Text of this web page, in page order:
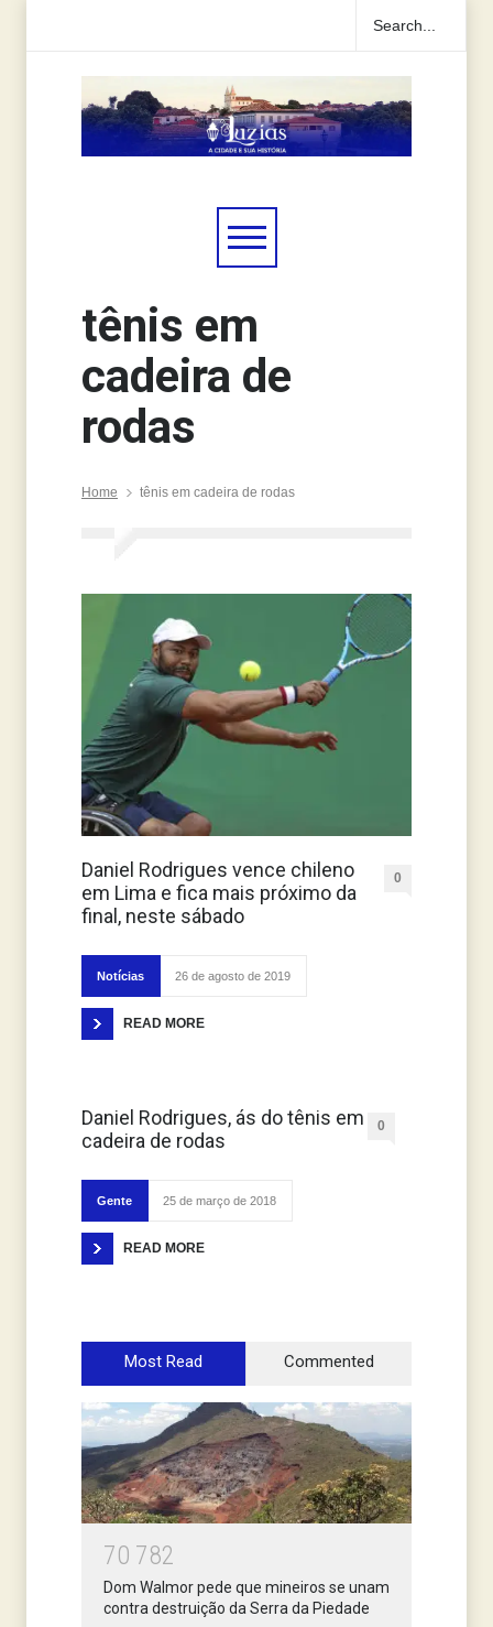
tênis em
cadeira de
rodas
Home tênis em cadeira de rodas
Daniel Rodrigues vence chileno
em Lima e fica mais próximo da
final, neste sábado
0
Notícias 26 de agosto de 2019
READ MORE
Daniel Rodrigues, ás do tênis em
cadeira de rodas
0
Gente 25 de março de 2018
READ MORE
Most Read Commented
70 782
Dom Walmor pede que mineiros se unam
contra destruição da Serra da Piedade